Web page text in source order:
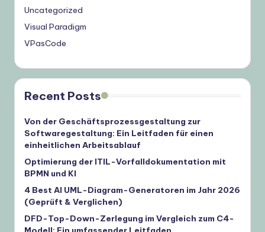
Uncategorized
Visual Paradigm
VPasCode
Recent Posts
Von der Geschäftsprozessgestaltung zur
Softwaregestaltung: Ein Leitfaden für einen
einheitlichen Arbeitsablauf
Optimierung der ITIL-Vorfalldokumentation mit
BPMN und KI
4 Best AI UML-Diagram-Generatoren im Jahr 2026
(Geprüft & Verglichen)
DFD-Top-Down-Zerlegung im Vergleich zum C4-